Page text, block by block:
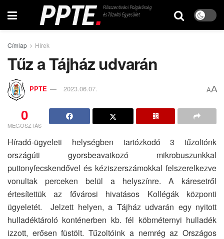
Címlap Hírek
Tűz a Tájház udvarán
PPTE 2023.06.07. AA
0
MEGOSZTÁS
Híradó-ügyeleti helységben tartózkodó 3 tűzoltónk
országúti gyorsbeavatkozó mikrobuszunkkal
puttonyfecskendővel és kéziszerszámokkal felszerelkezve
vonultak perceken belül a helyszínre. A káresetről
értesítettük az fővárosi hivatásos Kollégák központi
ügyeletét. Jelzett helyen, a Tájház udvarán egy nyitott
hulladéktároló konténerben kb. fél köbméternyi hulladék
izzott, erősen füstölt. Tűzoltóink a nemrég az Országos